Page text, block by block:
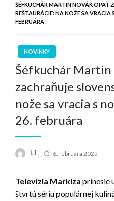
ŠÉFKUCHÁR MARTIN NOVÁK OPÄŤ
REŠTAURÁCIE: NA NOŽE SA
FEBRUÁRA
NOVINKY
Šéfkuchár Martin
zachraňuje
nože sa vracia s
26. februára
LT
Posted
6. februára 2025
Televízia Markíza prinesie
štvrtú sériu populárnej